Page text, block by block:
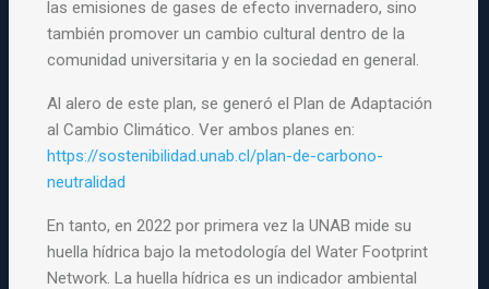
las emisiones de gases de efecto invernadero, sino
también promover un cambio cultural dentro de la
comunidad universitaria y en la sociedad en general.
Al alero de este plan, se generó el Plan de Adaptación
al Cambio Climático. Ver ambos planes en:
https://sostenibilidad.unab.cl/plan-de-carbono-
neutralidad
En tanto, en 2022 por primera vez la UNAB mide su
huella hídrica bajo la metodología del Water Footprint
Network. La huella hídrica es un indicador ambiental